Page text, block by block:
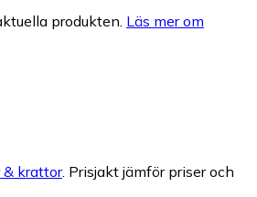
produkten. Läs mer om
& krattor. Prisjakt jämför priser och